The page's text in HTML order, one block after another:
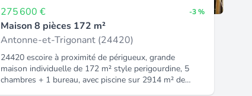
275 600 € -3 %
Maison 8 pièces 172 m²
Antonne-et-Trigonant (24420)
24420 escoire à proximité de périgueux, grande
maison individuelle de 172 m² style perigourdine, 5
chambres + 1 bureau, avec piscine sur 2914 m² de